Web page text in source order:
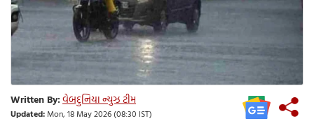
Written By:વેબદુનિયા ન્યુઝ ટીમ
Updated:Mon, 18 May 2026 (08:30 IST)